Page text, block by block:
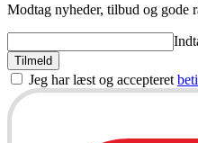
Modtag nyheder, tilbud og gode
Tilmeld
Jeg har læst og accepteret